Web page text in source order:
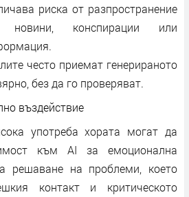
риска от разпространение
конспирации или
често приемат генерираното
без да го проверяват.
въздействие
употреба хората могат да
към AI за емоционална
решаване на проблеми, което
контакт и критическото